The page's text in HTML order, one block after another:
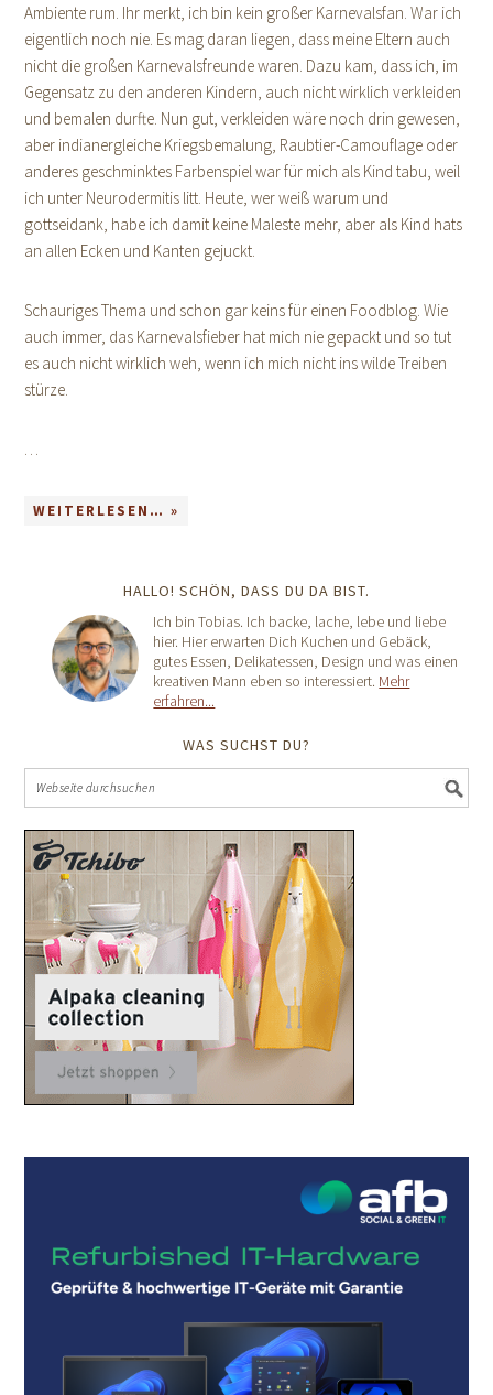
Ambiente rum. Ihr merkt, ich bin kein großer Karnevalsfan. War ich
eigentlich noch nie. Es mag daran liegen, dass meine Eltern auch
nicht die großen Karnevalsfreunde waren. Dazu kam, dass ich, im
Gegensatz zu den anderen Kindern, auch nicht wirklich verkleiden
und bemalen durfte. Nun gut, verkleiden wäre noch drin gewesen,
aber indianergleiche Kriegsbemalung, Raubtier-Camouflage oder
anderes geschminktes Farbenspiel war für mich als Kind tabu, weil
ich unter Neurodermitis litt. Heute, wer weiß warum und
gottseidank, habe ich damit keine Maleste mehr, aber als Kind hats
an allen Ecken und Kanten gejuckt.
Schauriges Thema und schon gar keins für einen Foodblog. Wie
auch immer, das Karnevalsfieber hat mich nie gepackt und so tut
es auch nicht wirklich weh, wenn ich mich nicht ins wilde Treiben
stürze.
…
WEITERLESEN… »
HALLO! SCHÖN, DASS DU DA BIST.
Ich bin Tobias. Ich backe, lache, lebe und liebe
hier. Hier erwarten Dich Kuchen und Gebäck,
gutes Essen, Delikatessen, Design und was einen
kreativen Mann eben so interessiert. Mehr
erfahren...
WAS SUCHST DU?